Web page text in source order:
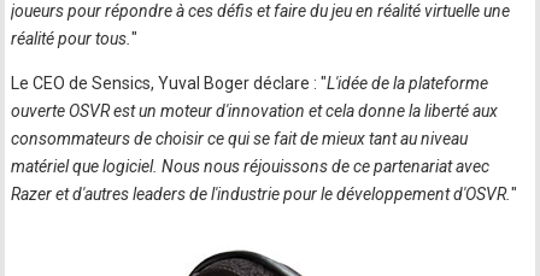
joueurs pour répondre à ces défis et faire du jeu en réalité virtuelle une
réalité pour tous."
Le CEO de Sensics, Yuval Boger déclare : "L'idée de la plateforme
ouverte OSVR est un moteur d'innovation et cela donne la liberté aux
consommateurs de choisir ce qui se fait de mieux tant au niveau
matériel que logiciel. Nous nous réjouissons de ce partenariat avec
Razer et d'autres leaders de l'industrie pour le développement d'OSVR."